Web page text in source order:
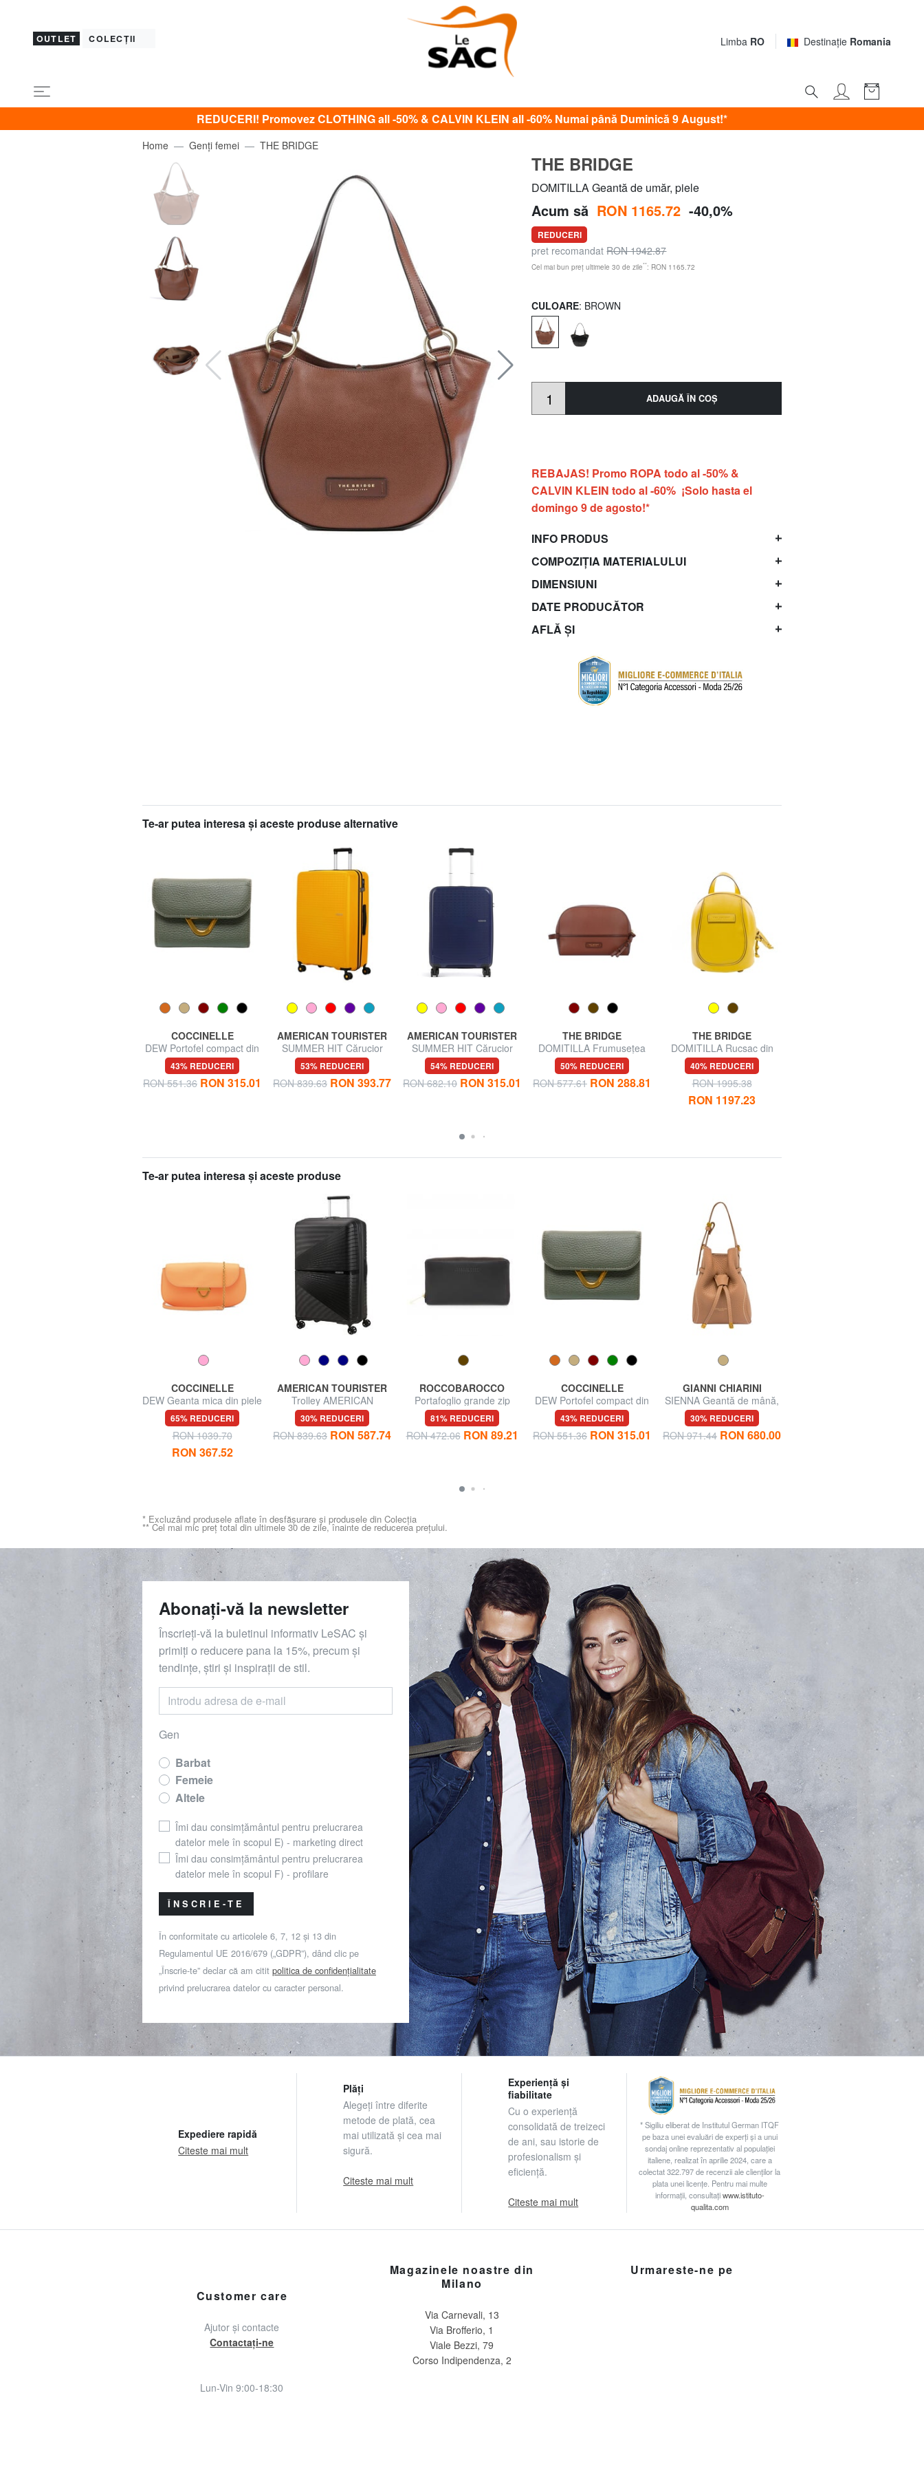
OUTLET COLECȚII Limba RO Destinaţie Romania
REDUCERI! Promovez CLOTHING all -50% & CALVIN KLEIN all -60% Numai până Duminică 9 August!*
Home Genți femei THE BRIDGE
THE BRIDGE
DOMITILLA Geantă de umăr, piele
Acum să RON 1165.72 -40,0%
REDUCERI
pret recomandatRON 1942.87
Cel mai bun preț ultimele 30 de zile**: RON 1165.72
CULOARE: BROWN
ADAUGĂ ÎN COŞ
REBAJAS! Promo ROPA todo al -50% &
CALVIN KLEIN todo al -60% ¡Solo hasta el
domingo 9 de agosto!*
INFO PRODUS
COMPOZIȚIA MATERIALULUI
DIMENSIUNI
DATE PRODUCĂTOR
AFLĂ ȘI
Te-ar putea interesa şi aceste produse alternative
COCCINELLE
DEW Portofel compact din
piele
43% REDUCERI
RON 551.36 RON 315.01
AMERICAN TOURISTER
SUMMER HIT Cărucior
mare
53% REDUCERI
RON 839.63 RON 393.77
AMERICAN TOURISTER
SUMMER HIT Cărucior
pentru bagaje de mână
54% REDUCERI
RON 682.10 RON 315.01
THE BRIDGE
DOMITILLA Frumusețea
pielii
50% REDUCERI
RON 577.61 RON 288.81
THE BRIDGE
DOMITILLA Rucsac din
piele
40% REDUCERI
RON 1995.38
RON 1197.23
Te-ar putea interesa şi aceste produse
COCCINELLE
DEW Geanta mica din piele
ciocanita
65% REDUCERI
RON 1039.70
RON 367.52
AMERICAN TOURISTER
Trolley AMERICAN
TURISTER AIRCONIC,
dimensiuni mari, ușoare
30% REDUCERI
RON 839.63 RON 587.74
ROCCOBAROCCO
Portafoglio grande zip
around in pelle
81% REDUCERI
RON 472.06 RON 89.21
COCCINELLE
DEW Portofel compact din
piele
43% REDUCERI
RON 551.36 RON 315.01
GIANNI CHIARINI
SIENNA Geantă de mână,
cu curea de umăr
30% REDUCERI
RON 971.44 RON 680.00
* Excluzând produsele aflate în desfășurare și produsele din Colecția
** Cel mai mic preț total din ultimele 30 de zile, înainte de reducerea prețului.
Abonați-vă la newsletter
Înscrieți-vă la buletinul informativ LeSAC și
primiți o reducere pana la 15%, precum și
tendințe, știri și inspirații de stil.
Gen
Barbat
Femeie
Altele
Îmi dau consimțământul pentru prelucrarea
datelor mele în scopul E) - marketing direct
Îmi dau consimțământul pentru prelucrarea
datelor mele în scopul F) - profilare
ÎNSCRIE-TE
În conformitate cu articolele 6, 7, 12 și 13 din
Regulamentul UE 2016/679 („GDPR”), dând clic pe
„Înscrie-te” declar că am citit politica de confidențialitate
privind prelucrarea datelor cu caracter personal.
Expediere rapidă
Citeste mai mult
Plăți
Alegeți între diferite
metode de plată, cea
mai utilizată și cea mai
sigură.
Citeste mai mult
Experiență și
fiabilitate
Cu o experiență
consolidată de treizeci
de ani, sau istorie de
profesionalism și
eficiență.
Citeste mai mult
* Sigiliu eliberat de Institutul German ITQF
pe baza unei evaluări de experți și a unui
sondaj online reprezentativ al populației
italiene, realizat în aprilie 2024, care a
colectat 322.797 de recenzii ale clienților la
plata unei licențe. Pentru mai multe
informații, consultațiwww.istituto-
qualita.com
Customer care
Ajutor și contacte
Contactați-ne
Lun-Vin 9:00-18:30
Magazinele noastre din
Milano
Via Carnevali, 13
Via Brofferio, 1
Viale Bezzi, 79
Corso Indipendenza, 2
Urmareste-ne pe